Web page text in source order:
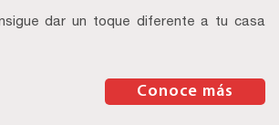
dar un toque diferente a tu casa
Conoce más